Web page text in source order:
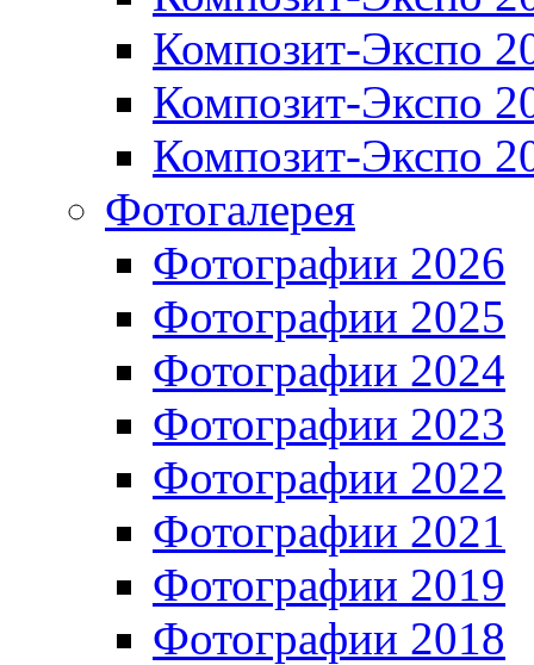
Композит-Экспо
Композит-Экспо
Композит-Экспо
Фотогалерея
Фотографии 2026
Фотографии 2025
Фотографии 2024
Фотографии 2023
Фотографии 2022
Фотографии 2021
Фотографии 2019
Фотографии 2018